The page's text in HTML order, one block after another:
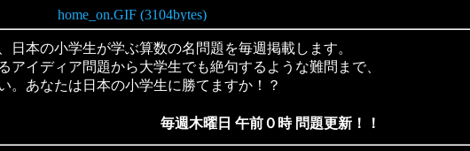
本の小学生が学ぶ算数の名問題を毎週掲載します。
アイディア問題から大学生でも絶句するような難問まで、
。あなたは日本の小学生に勝てますか！？
毎週木曜日 午前０時 問題更新！！